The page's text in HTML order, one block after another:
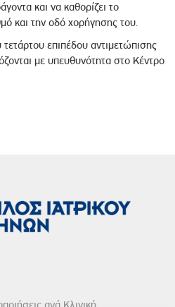
και να καθορίζει το
και την οδό χορήγησης του.
τετάρτου επιπέδου αντιμετώπισης
με υπευθυνότητα στο Κέντρο